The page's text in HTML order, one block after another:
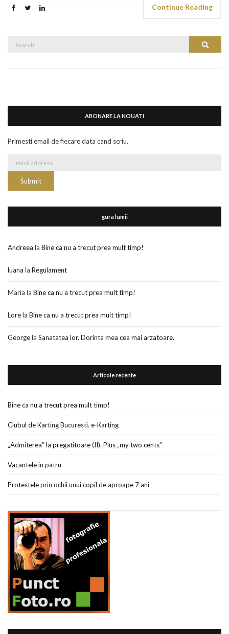
Continue Reading
Search
ABONARE LA NOUATI
Primesti email de fiecare data cand scriu.
gura lumii
Andreea la Bine ca nu a trecut prea mult timp!
luana la Regulament
Maria la Bine ca nu a trecut prea mult timp!
Lorela Bine ca nu a trecut prea mult timp!
Georgela Sanatatea lor. Dorinta mea cea mai arzatoare.
Articole recente
Bine ca nu a trecut prea mult timp!
Clubul de Karting Bucuresti. e-Karting
„Admiterea” la pregatitoare (II). Plus „my two cents”
Vacantele in patru
Protestele prin ochii unui copil de aproape 7 ani